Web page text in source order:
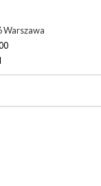
Warszawa